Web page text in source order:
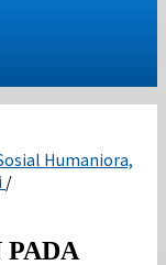
Humaniora,
/